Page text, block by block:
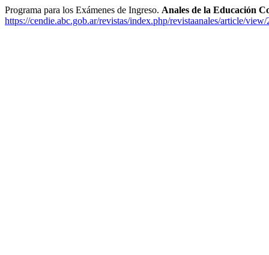
Programa para los Exámenes de Ingreso. Anales de la Educación
https://cendie.abc.gob.ar/revistas/index.php/revistaanales/article/view/